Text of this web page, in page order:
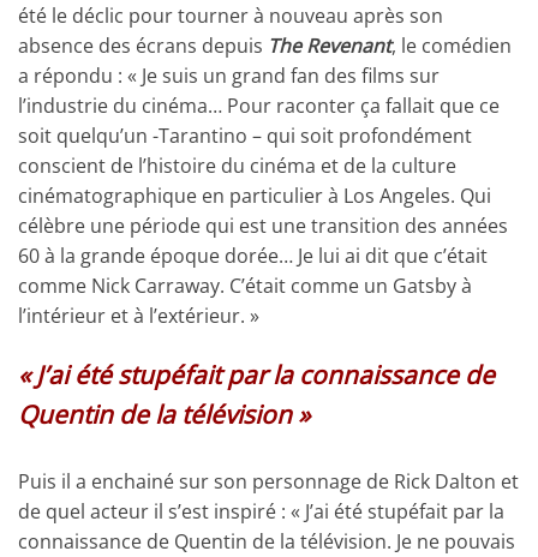
été le déclic pour tourner à nouveau après son
absence des écrans depuis The Revenant, le comédien
a répondu : « Je suis un grand fan des films sur
l’industrie du cinéma… Pour raconter ça fallait que ce
soit quelqu’un -Tarantino – qui soit profondément
conscient de l’histoire du cinéma et de la culture
cinématographique en particulier à Los Angeles. Qui
célèbre une période qui est une transition des années
60 à la grande époque dorée… Je lui ai dit que c’était
comme Nick Carraway. C’était comme un Gatsby à
l’intérieur et à l’extérieur. »
« J’ai été stupéfait par la connaissance de
Quentin de la télévision »
Puis il a enchainé sur son personnage de Rick Dalton et
de quel acteur il s’est inspiré : « J’ai été stupéfait par la
connaissance de Quentin de la télévision. Je ne pouvais